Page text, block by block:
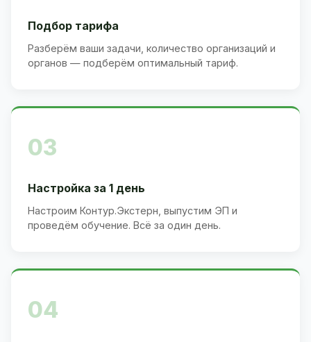
Подбор тарифа
Разберём ваши задачи, количество организаций и
органов — подберём оптимальный тариф.
03
Настройка за 1 день
Настроим Контур.Экстерн, выпустим ЭП и
проведём обучение. Всё за один день.
04